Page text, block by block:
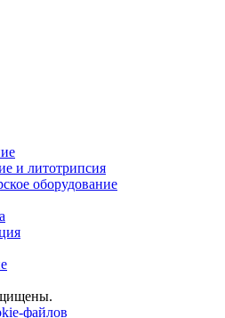
и литотрипсия
оборудование
файлов